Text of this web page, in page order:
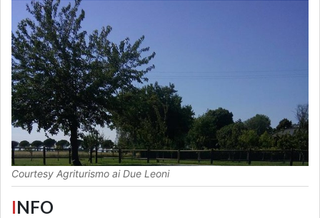
Courtesy Agriturismo ai Due Leoni
INFO